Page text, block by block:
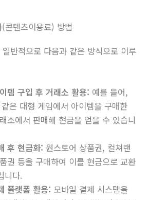
콘텐츠이용료) 방법
일반적으로 다음과 같은 방식으로 이루
템 구입 후 거래소 활용: 예를 들어,
같은 대형 게임에서 아이템을 구매한
소에서 판매해 현금을 얻을 수 있습니
후 현금화: 원스토어 상품권, 컬쳐랜
권 등을 구매하여 이를 현금으로 교환
니다.
플랫폼 활용: 모바일 결제 시스템을